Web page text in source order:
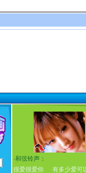
·和弦铃声：
很爱很爱你
有多少爱可